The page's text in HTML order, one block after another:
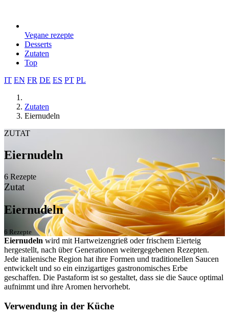
Vegane rezepte
Desserts
Zutaten
Top
IT EN FR DE ES PT PL
Zutaten
Eiernudeln
ZUTAT
Eiernudeln
6 Rezepte
Zutat
Eiernudeln
6 Rezepte
Eiernudeln wird mit Hartweizengrieß oder frischem Eierteig
hergestellt, nach über Generationen weitergegebenen Rezepten.
Jede italienische Region hat ihre Formen und traditionellen Saucen
entwickelt und so ein einzigartiges gastronomisches Erbe
geschaffen. Die Pastaform ist so gestaltet, dass sie die Sauce optimal
aufnimmt und ihre Aromen hervorhebt.
Verwendung in der Küche